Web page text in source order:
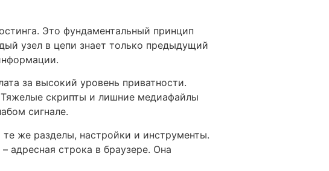
Это фундаментальный принцип
узел в цепи знает только предыдущий
за высокий уровень приватности.
скрипты и лишние медиафайлы
сигнале.
же разделы, настройки и инструменты.
адресная строка в браузере. Она